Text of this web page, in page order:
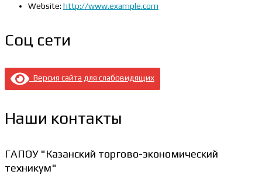
Website: http://www.example.com
Соц сети
Версия сайта для слабовидящих
Наши контакты
ГАПОУ "Казанский торгово-экономический
техникум"